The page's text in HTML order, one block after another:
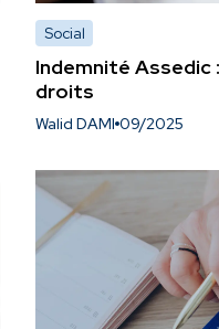
Social
Indemnité
droits
Walid DAMI 09/2025